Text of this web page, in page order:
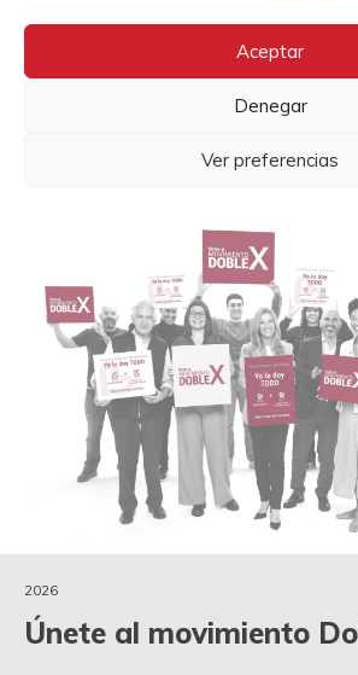
Aceptar
Denegar
Ver preferencias
VER CAMPAÑA
DONAR
2026
Únete al movimiento